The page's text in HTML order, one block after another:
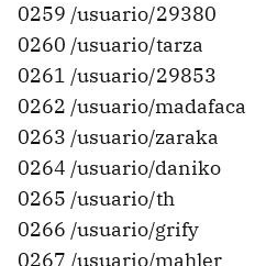
0259 /usuario/29380
0260 /usuario/tarza
0261 /usuario/29853
0262 /usuario/madafaca
0263 /usuario/zaraka
0264 /usuario/daniko
0265 /usuario/th
0266 /usuario/grify
0267 /usuario/mahler